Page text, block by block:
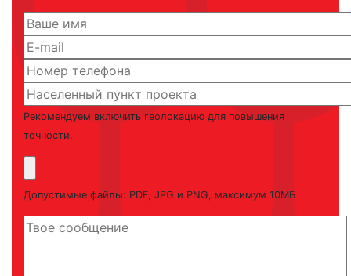
Рекомендуем включить геолокацию для повышения
точности.
Допустимые файлы: PDF, JPG и PNG, максимум 10МБ